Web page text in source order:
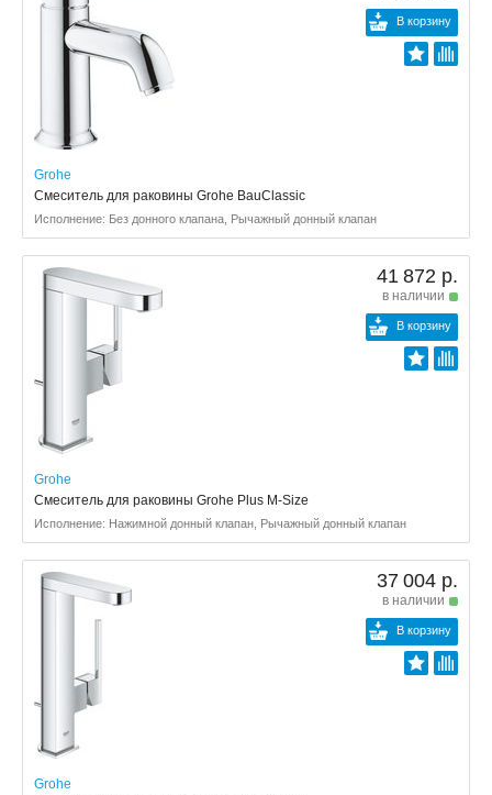
В корзину
Grohe
Смеситель для раковины Grohe BauClassic
Исполнение: Без донного клапана, Рычажный донный клапан
41 872 р.
в наличии
В корзину
Grohe
Смеситель для раковины Grohe Plus M-Size
Исполнение: Нажимной донный клапан, Рычажный донный клапан
37 004 р.
в наличии
В корзину
Grohe